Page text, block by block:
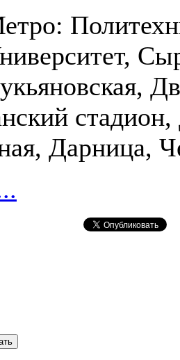
Дарница,